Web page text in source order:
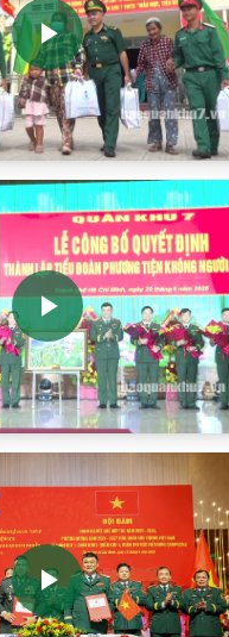
Play
Video
Play
Video
Play